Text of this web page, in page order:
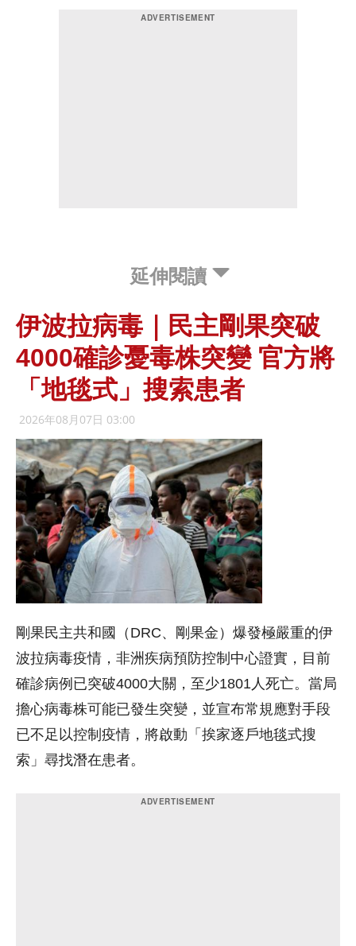
延伸閱讀
伊波拉病毒｜民主剛果突破
4000確診憂毒株突變 官方將
「地毯式」搜索患者
2026年08月07日 03:00
剛果民主共和國（DRC、剛果金）爆發極嚴重的伊
波拉病毒疫情，非洲疾病預防控制中心證實，目前
確診病例已突破4000大關，至少1801人死亡。當局
擔心病毒株可能已發生突變，並宣布常規應對手段
已不足以控制疫情，將啟動「挨家逐戶地毯式搜
索」尋找潛在患者。